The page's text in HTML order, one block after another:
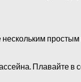
Плавайте